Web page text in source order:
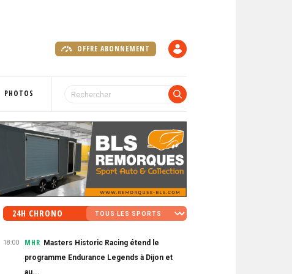
OFFRE ABONNEMENT
PHOTOS
24H CHRONO
18:00 MHR Masters Historic Racing étend le
programme Endurance Legends à Dijon et
au...